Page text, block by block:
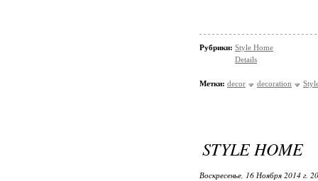
Рубрики: Style Home
Details
Метки: decor decoration
STYLE HOME
Воскресенье, 16 Ноября 2014 г.